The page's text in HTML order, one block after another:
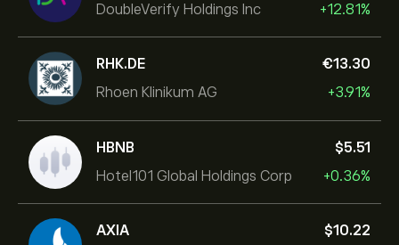
DoubleVerify Holdings Inc
+12.81%
RHK.DE
Rhoen Klinikum AG
‎€‎13.30
+3.91%
HBNB
Hotel101 Global Holdings Corp
‎$‎5.51
+0.36%
AXIA
‎$‎10.22